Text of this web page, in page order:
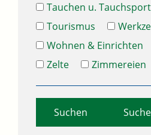
Tauchen u. Tauchsport
Tourismus
Wohnen & Einrichten
Zelte
Zimmereien